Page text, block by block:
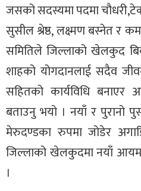
जसको सदस्यमा पदमा
सुसील श्रेष्ठ, लक्ष्मण बस्नेत र
समितिले जिल्लाको खेलकुद
शाहको योगदानलाई सदैव
सहितको कार्यविधि बनाएर
बताउनु भयो । नयाँ र पुरानो
मेरुदण्डका रुपमा जोडेर
जिल्लाको खेलकुदमा नयाँ
।